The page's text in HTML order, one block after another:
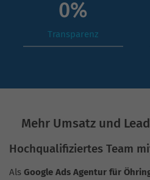
0%
Transparenz
Mehr Umsatz und
Hochqualifiziertes Team
Als Google Ads Agentur für